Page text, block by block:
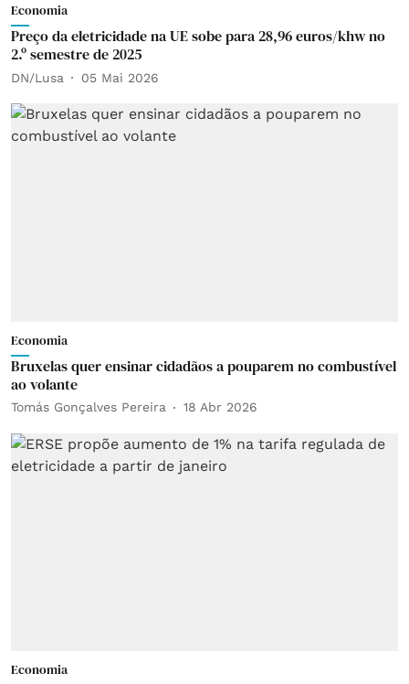
Economia
Preço da eletricidade na UE sobe para 28,96 euros/khw no
2.º semestre de 2025
DN/Lusa 05 Mai 2026
Economia
Bruxelas quer ensinar cidadãos a pouparem no combustível
ao volante
Tomás Gonçalves Pereira 18 Abr 2026
Economia